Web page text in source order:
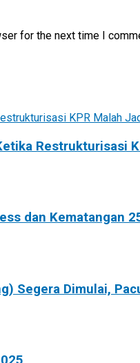
for the next time I
Restrukturisasi
dan Kematangan
Segera Dimulai,